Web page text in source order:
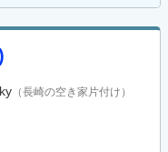
（長崎の空き家片付け）